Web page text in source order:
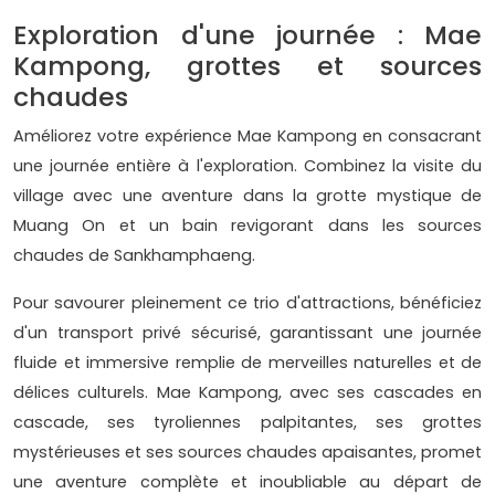
Exploration d'une journée : Mae
Kampong, grottes et sources
chaudes
Améliorez votre expérience Mae Kampong en consacrant
une journée entière à l'exploration. Combinez la visite du
village avec une aventure dans la grotte mystique de
Muang On et un bain revigorant dans les sources
chaudes de Sankhamphaeng.
Pour savourer pleinement ce trio d'attractions, bénéficiez
d'un transport privé sécurisé, garantissant une journée
fluide et immersive remplie de merveilles naturelles et de
délices culturels. Mae Kampong, avec ses cascades en
cascade, ses tyroliennes palpitantes, ses grottes
mystérieuses et ses sources chaudes apaisantes, promet
une aventure complète et inoubliable au départ de